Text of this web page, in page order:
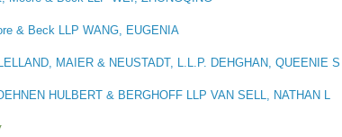
& Beck LLP WANG, EUGENIA
MAIER & NEUSTADT, L.L.P. DEHGHAN, QUEENIE S
HULBERT & BERGHOFF LLP VAN SELL, NATHAN L